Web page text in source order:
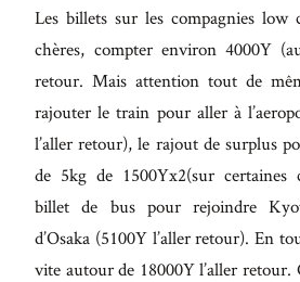
Les billets sur les compagnies low
chères, compter environ 4000Y
retour. Mais attention tout de
rajouter le train pour aller à
l’aller retour), le rajout de surplus
de 5kg de 1500Yx2(sur certaines
billet de bus pour rejoindre
d’Osaka (5100Y l’aller retour). En
vite autour de 18000Y l’aller